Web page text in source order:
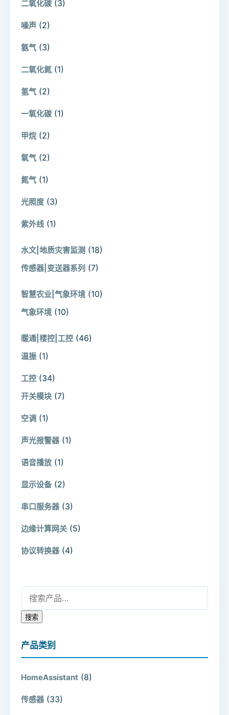
二氧化碳 (3)
噪声 (2)
氨气 (3)
二氧化氮 (1)
氢气 (2)
一氧化碳 (1)
甲烷 (2)
氧气 (2)
氮气 (1)
光照度 (3)
紫外线 (1)
水文|地质灾害监测 (18)
传感器|变送器系列 (7)
智慧农业|气象环境 (10)
气象环境 (10)
暖通|楼控|工控 (46)
温振 (1)
工控 (34)
开关模块 (7)
空调 (1)
声光报警器 (1)
语音播放 (1)
显示设备 (2)
串口服务器 (3)
边缘计算网关 (5)
协议转换器 (4)
搜索：
搜索
产品类别
HomeAssistant (8)
传感器 (33)